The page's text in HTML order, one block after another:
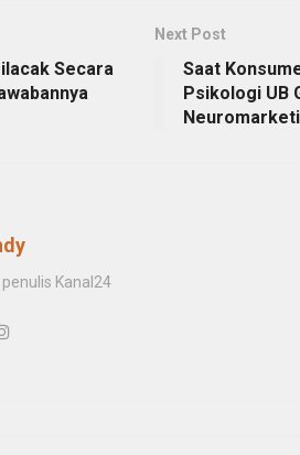
Secara
Next Post
Saat
Psikologi UB
Kanal24